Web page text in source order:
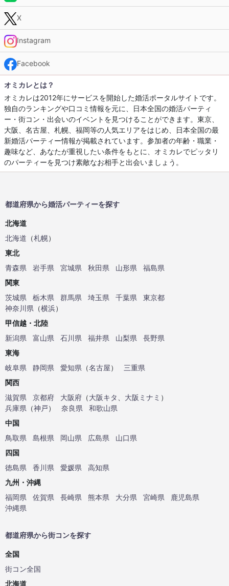
X
Instagram
Facebook
オミカレとは？
オミカレは2012年にサービスを開始した婚活ポータルサイトです。
独自のランキングや口コミ情報を元に、日本全国の婚活パーティ
ー・街コン・出会いのイベントを見つけることができます。東京、
大阪、名古屋、札幌、福岡等の人気エリアをはじめ、日本全国の最
新婚活パーティー情報が掲載されています。参加者の年齢・職業・
趣味など、あなたが重視したい条件をもとに、オミカレでピッタリ
のパーティーを見つけ素敵なお相手と出会いましょう。
都道府県から婚活パーティーを探す
北海道
北海道 （札幌）
東北
青森県
岩手県 宮城県 秋田県 山形県
福島県
関東
茨城県
栃木県 群馬県 埼玉県 千葉県
東京都
神奈川県 （横浜）
甲信越・北陸
新潟県
富山県 石川県 福井県 山梨県
長野県
東海
岐阜県
静岡県 愛知県 （名古屋）
三重県
関西
滋賀県
京都府 大阪府 （大阪キタ 大阪ミナミ ）
兵庫県 （神戸） 奈良県
和歌山県
中国
鳥取県
島根県 岡山県 広島県
山口県
四国
徳島県
香川県 愛媛県
高知県
九州・沖縄
福岡県
佐賀県 長崎県 熊本県 大分県 宮崎県
鹿児島県
沖縄県
都道府県から街コンを探す
全国
街コン全国
北海道